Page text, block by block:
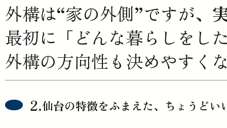
外構は“家の外側”ですが、
最初に「どんな暮らしをし
外構の方向性も決めやすく
仙台の特徴をふまえた、ちょうどい